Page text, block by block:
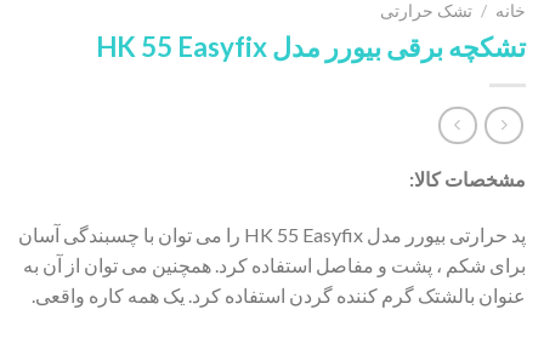
خانه / تشک حرارتی
تشکچه برقی بیورر مدل HK 55 Easyfix
مشخصات کالا:
پد حرارتی بیورر مدل HK 55 Easyfix را می توان با چسبندگی آسان
برای شکم ، پشت و مفاصل استفاده کرد. همچنین می توان از آن به
عنوان بالشتک گرم کننده گردن استفاده کرد. یک همه کاره واقعی.